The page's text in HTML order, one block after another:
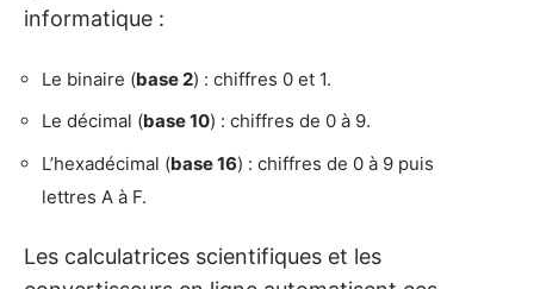
informatique :
Le binaire (base 2) : chiffres 0 et 1.
Le décimal (base 10) : chiffres de 0 à 9.
L’hexadécimal (base 16) : chiffres de 0 à 9 puis
lettres A à F.
Les calculatrices scientifiques et les